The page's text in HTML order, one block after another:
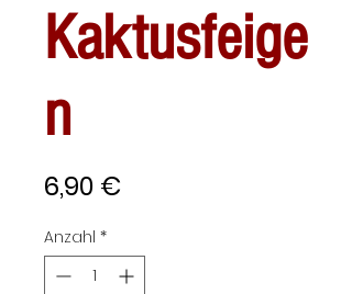
Kaktusfeige
n
6,90 €
Anzahl *